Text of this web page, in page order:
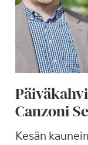
Canzoni
Kesän